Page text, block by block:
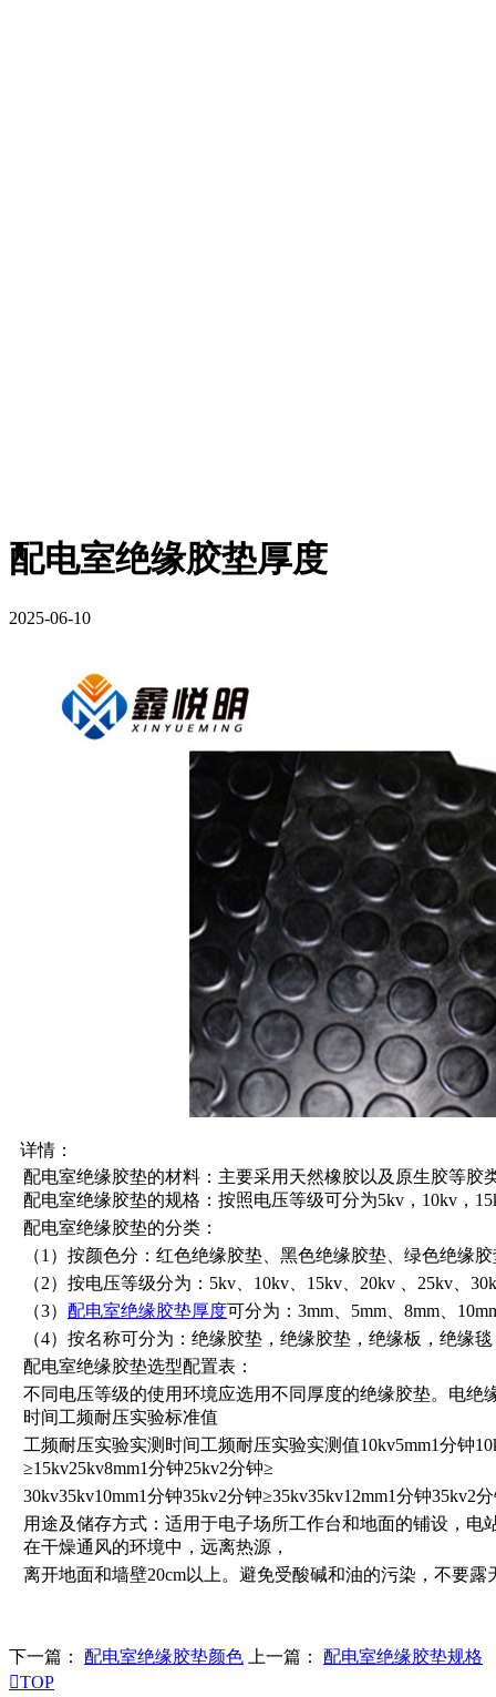
配电室绝缘胶垫厚度
2025-06-10
详情：
配电室绝缘胶垫的材料：主要采用天然橡胶以及原生胶等胶
配电室绝缘胶垫的规格：按照电压等级可分为5kv，10kv，
配电室绝缘胶垫的分类：
（1）按颜色分：红色绝缘胶垫、黑色绝缘胶垫、绿色绝缘
（2）按电压等级分为：5kv、10kv、15kv、20kv 、25kv、
（3） 配电室绝缘胶垫厚度可分为：3mm、5mm、8mm、
（4）按名称可分为：绝缘胶垫，绝缘胶垫，绝缘板，绝缘
配电室绝缘胶垫选型配置表：
不同电压等级的使用环境应选用不同厚度的绝缘胶垫。电绝
时间工频耐压实验标准值
工频耐压实验实测时间工频耐压实验实测值10kv5mm1分钟
≥15kv25kv8mm1分钟25kv2分钟≥
30kv35kv10mm1分钟35kv2分钟≥35kv35kv12mm1分钟35kv2
用途及储存方式：适用于电子场所工作台和地面的铺设，电
在干燥通风的环境中，远离热源，
离开地面和墙壁20cm以上。避免受酸碱和油的污染，不要露
下一篇： 配电室绝缘胶垫颜色 上一篇： 配电室绝缘胶垫规格
TOP